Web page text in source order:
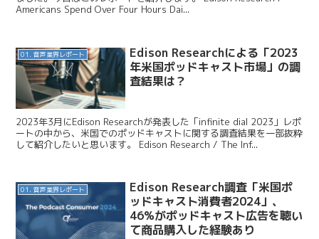
Americans Spend Over Four Hours Dai...
01. 音声業界レポート
Edison Researchによる「2023
年米国ポッドキャスト市場」の調
査結果は？
2023年3月にEdison Researchが発表した「infinite dial 2023」レポ
ートの中から、米国でのポッドキャストに関する調査結果を一部抜粋
して紹介したいと思います。 Edison Research / The Inf...
01. 音声業界レポート
Edison Research調査「米国ポ
ッドキャスト消費者2024」、
46%がポッドキャスト広告を聴い
て商品購入した経験あり